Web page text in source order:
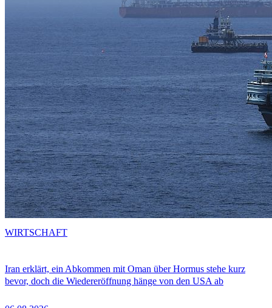
Iran erklärt, ein Abkommen mit Oman über Hormus stehe kurz
bevor, doch die Wiedereröffnung hänge von den USA ab
WIRTSCHAFT